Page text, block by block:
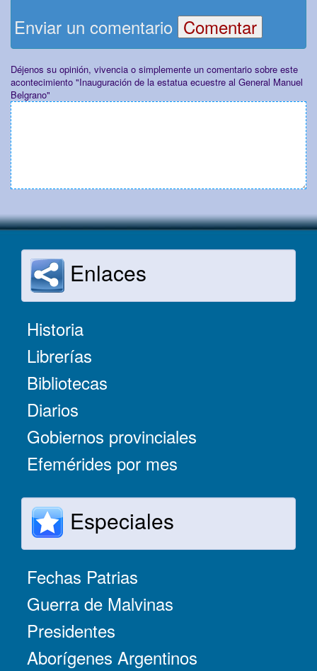
Enviar un comentario
Déjenos su opinión, vivencia o simplemente un comentario sobre este
acontecimiento "Inauguración de la estatua ecuestre al General Manuel
Belgrano"
Enlaces
Historia
Librerías
Bibliotecas
Diarios
Gobiernos provinciales
Efemérides por mes
Especiales
Fechas Patrias
Guerra de Malvinas
Presidentes
Aborígenes Argentinos